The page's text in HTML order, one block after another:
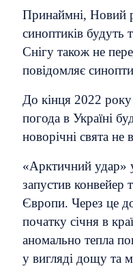
Принаймні, Новий
синоптиків будуть
Снігу також не
повідомляє
До кінця 2022
погода в Україні
новорічні свята не
«Арктичний удар»
запустив конвейер
Європи. Через це
початку січня в
аномально тепла
у вигляді дощу та